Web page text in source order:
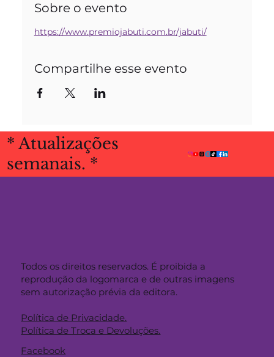
Sobre o evento
https://www.premiojabuti.com.br/jabuti/
Compartilhe esse evento
Todos os direitos reservados. É proibida a
reprodução da logomarca e de outras imagens
sem autorização prévia da editora.
Política de Privacidade.
Política de Troca e Devoluções.
Facebook
* Atualizações
semanais. *